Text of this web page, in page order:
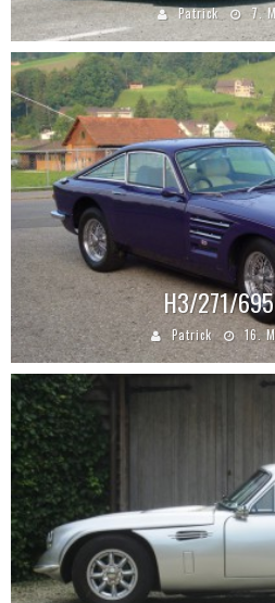
Patrick 7.
H3/271/
Patrick 16.